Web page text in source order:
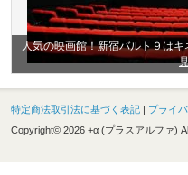
人気の映画館！新宿バルト９は
特定商法取引法に基づく表記
プライ
Copyright© 2026 +α (プラスアルファ)